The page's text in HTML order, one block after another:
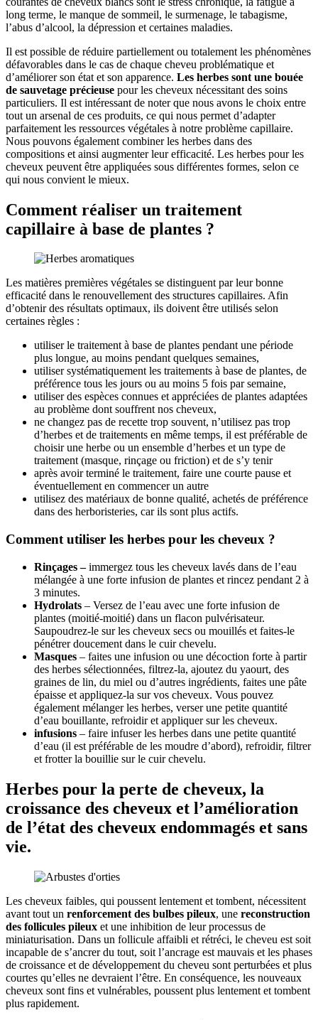
long terme, le manque de sommeil, le surmenage, le tabagisme,
l’abus d’alcool, la dépression et certaines maladies.
Il est possible de réduire partiellement ou totalement les phénomènes
défavorables dans le cas de chaque cheveu problématique et
d’améliorer son état et son apparence. Les herbes sont une bouée
de sauvetage précieuse pour les cheveux nécessitant des soins
particuliers. Il est intéressant de noter que nous avons le choix entre
tout un arsenal de ces produits, ce qui nous permet d’adapter
parfaitement les ressources végétales à notre problème capillaire.
Nous pouvons également combiner les herbes dans des
compositions et ainsi augmenter leur efficacité. Les herbes pour les
cheveux peuvent être appliquées sous différentes formes, selon ce
qui nous convient le mieux.
Comment réaliser un traitement
capillaire à base de plantes ?
Les matières premières végétales se distinguent par leur bonne
efficacité dans le renouvellement des structures capillaires. Afin
d’obtenir des résultats optimaux, ils doivent être utilisés selon
certaines règles :
utiliser le traitement à base de plantes pendant une période
plus longue, au moins pendant quelques semaines,
utiliser systématiquement les traitements à base de plantes, de
préférence tous les jours ou au moins 5 fois par semaine,
utiliser des espèces connues et appréciées de plantes adaptées
au problème dont souffrent nos cheveux,
ne changez pas de recette trop souvent, n’utilisez pas trop
d’herbes et de traitements en même temps, il est préférable de
choisir une herbe ou un ensemble d’herbes et un type de
traitement (masque, rinçage ou friction) et de s’y tenir
après avoir terminé le traitement, faire une courte pause et
éventuellement en commencer un autre
utilisez des matériaux de bonne qualité, achetés de préférence
dans des herboristeries, car ils sont plus actifs.
Comment utiliser les herbes pour les cheveux ?
Rinçages –immergez tous les cheveux lavés dans de l’eau
mélangée à une forte infusion de plantes et rincez pendant 2 à
3 minutes.
Hydrolats – Versez de l’eau avec une forte infusion de
plantes (moitié-moitié) dans un flacon pulvérisateur.
Saupoudrez-le sur les cheveux secs ou mouillés et faites-le
pénétrer doucement dans le cuir chevelu.
Masques – faites une infusion ou une décoction forte à partir
des herbes sélectionnées, filtrez-la, ajoutez du yaourt, des
graines de lin, du miel ou d’autres ingrédients, faites une pâte
épaisse et appliquez-la sur vos cheveux. Vous pouvez
également mélanger les herbes, verser une petite quantité
d’eau bouillante, refroidir et appliquer sur les cheveux.
infusions – faire infuser les herbes dans une petite quantité
d’eau (il est préférable de les moudre d’abord), refroidir, filtrer
et frotter la bouillie sur le cuir chevelu.
Herbes pour la perte de cheveux, la
croissance des cheveux et l’amélioration
de l’état des cheveux endommagés et sans
vie.
Les cheveux faibles, qui poussent lentement et tombent, nécessitent
avant tout un renforcement des bulbes pileux, une reconstruction
des follicules pileux et une inhibition de leur processus de
miniaturisation. Dans un follicule affaibli et rétréci, le cheveu est soit
incapable de s’ancrer du tout, soit l’ancrage est mauvais et les phases
de croissance et de développement du cheveu sont perturbées et plus
courtes qu’elles ne devraient l’être. En conséquence, les nouveaux
cheveux sont fins et vulnérables, poussent plus lentement et tombent
plus rapidement.